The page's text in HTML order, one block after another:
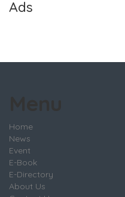
Ads
Home
News
Event
E-Book
E-Directory
About Us